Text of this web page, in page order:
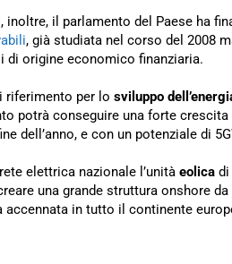
il parlamento del Paese ha
, già studiata nel corso del 2008
di origine economico finanziaria.
riferimento per lo sviluppo
potrà conseguire una forte
dell’anno, e con un potenziale di
elettrica nazionale l’unità eolica di
una grande struttura onshore
accennata in tutto il continente